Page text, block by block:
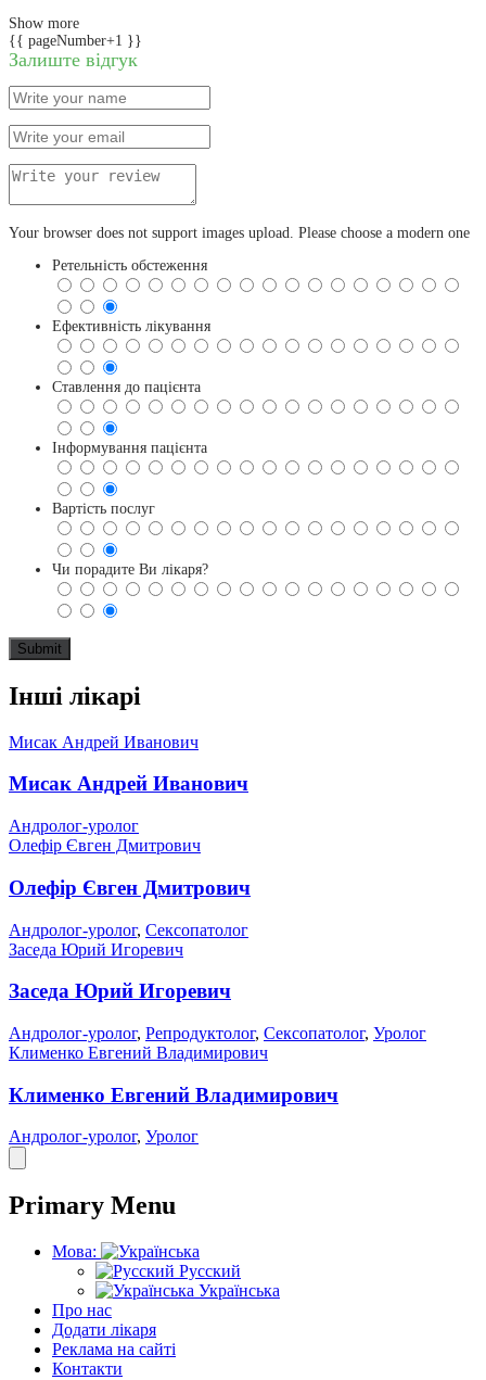
Show more
{{ pageNumber+1 }}
Залиште відгук
Your browser does not support images upload. Please choose a modern one
Ретельність обстеження
Ефективність лікування
Ставлення до пацієнта
Інформування пацієнта
Вартість послуг
Чи порадите Ви лікаря?
Інші лікарі
Мисак Андрей Иванович
Мисак Андрей Иванович
Андролог-уролог
Олефір Євген Дмитрович
Олефір Євген Дмитрович
Андролог-уролог, Сексопатолог
Заседа Юрий Игоревич
Заседа Юрий Игоревич
Андролог-уролог, Репродуктолог, Сексопатолог, Уролог
Клименко Евгений Владимирович
Клименко Евгений Владимирович
Андролог-уролог, Уролог
Primary Menu
Мова:
Русский
Українська
Про нас
Додати лікаря
Реклама на сайті
Контакти